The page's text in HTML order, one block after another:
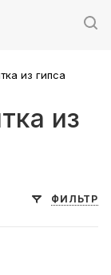
из гипса
из
ФИЛЬТР